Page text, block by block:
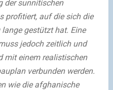
der sunnitischen
profitiert, auf die sich die
lange gestützt hat. Eine
jedoch zeitlich und
mit einem realistischen
verbunden werden.
wie die afghanische